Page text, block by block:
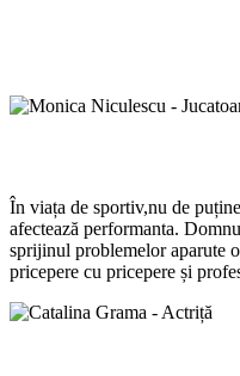
În viața de sportiv,nu de
afectează performanta.
sprijinul problemelor aparute
pricepere cu pricepere și